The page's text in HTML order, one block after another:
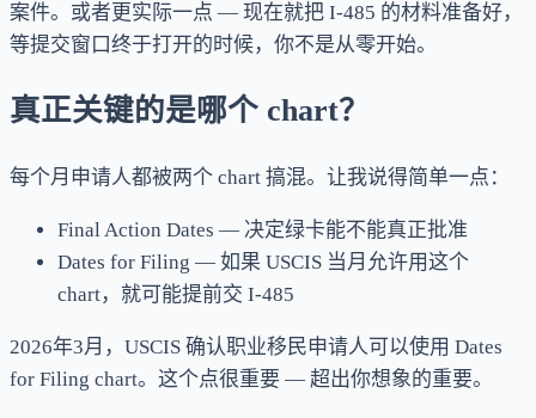
案件。或者更实际一点 — 现在就把 I-485 的材料准备好，
等提交窗口终于打开的时候，你不是从零开始。
真正关键的是哪个 chart？
每个月申请人都被两个 chart 搞混。让我说得简单一点：
Final Action Dates — 决定绿卡能不能真正批准
Dates for Filing — 如果 USCIS 当月允许用这个
chart，就可能提前交 I-485
2026年3月，USCIS 确认职业移民申请人可以使用 Dates
for Filing chart。这个点很重要 — 超出你想象的重要。